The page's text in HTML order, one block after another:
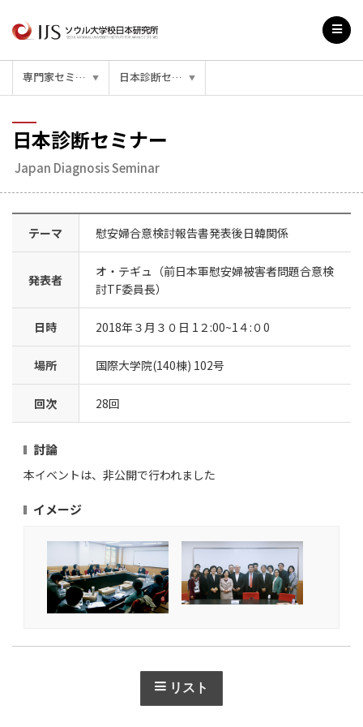
専門家セミナー ▼ 日本診断セミナー ▼
日本診断セミナー
Japan Diagnosis Seminar
テーマ 慰安婦合意検討報告書発表後日韓関係
発表者
オ・テギュ（前日本軍慰安婦被害者問題合意検
討TF委員長）
日時 2018年３月３０日 1２:00~1４:０0
場所 国際大学院(140棟) 102号
回次 28回
討論
本イベントは、非公開で行われました
イメージ
リスト